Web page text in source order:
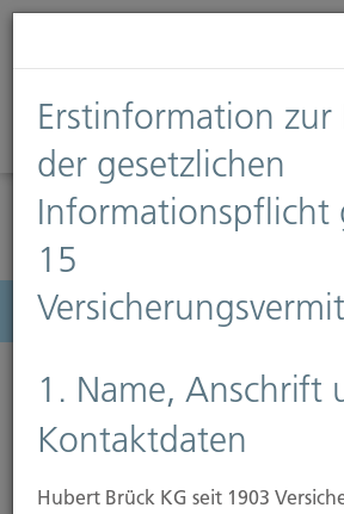
Diese Webseite verwendet Cookies.
Informationen finden Sie auf
Diese Nachricht nicht
Menü
Erstinformation zur
der gesetzlichen
Informationspflicht
15
1. Name, Anschrift
Kontaktdaten
Hubert Brück KG seit 1903